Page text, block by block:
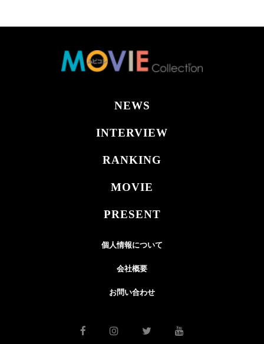
NEWS
INTERVIEW
RANKING
MOVIE
PRESENT
個人情報について
会社概要
お問い合わせ